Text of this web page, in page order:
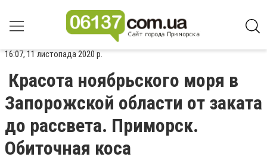
16:07, 11 листопада 2020 р.
Красота ноябрьского моря в
Запорожской области от заката
до рассвета. Приморск.
Обиточная коса